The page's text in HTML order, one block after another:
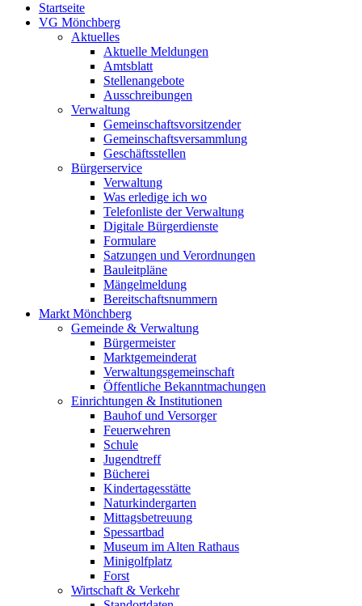
Startseite
VG Mönchberg
Aktuelles
Aktuelle Meldungen
Amtsblatt
Stellenangebote
Ausschreibungen
Verwaltung
Gemeinschaftsvorsitzender
Gemeinschaftsversammlung
Geschäftsstellen
Bürgerservice
Verwaltung
Was erledige ich wo
Telefonliste der Verwaltung
Digitale Bürgerdienste
Formulare
Satzungen und Verordnungen
Bauleitpläne
Mängelmeldung
Bereitschaftsnummern
Markt Mönchberg
Gemeinde & Verwaltung
Bürgermeister
Marktgemeinderat
Verwaltungsgemeinschaft
Öffentliche Bekanntmachungen
Einrichtungen & Institutionen
Bauhof und Versorger
Feuerwehren
Schule
Jugendtreff
Bücherei
Kindertagesstätte
Naturkindergarten
Mittagsbetreuung
Spessartbad
Museum im Alten Rathaus
Minigolfplatz
Forst
Wirtschaft & Verkehr